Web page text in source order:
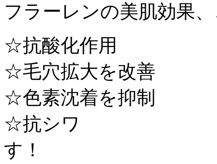
フラーレンの美肌効果
☆抗酸化作用
☆毛穴拡大を改善
☆色素沈着を抑制
☆抗シワ 様々な
す！